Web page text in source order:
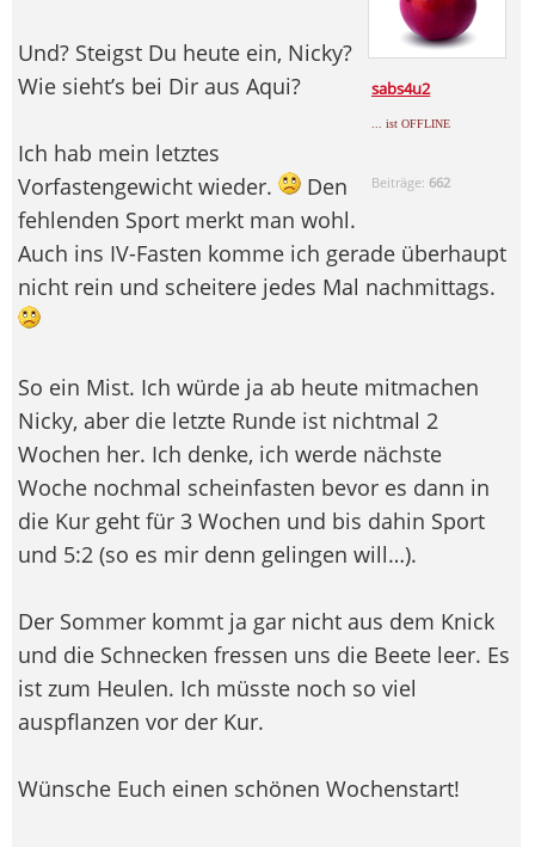
sabs4u2
... ist OFFLINE
Beiträge: 662
Und? Steigst Du heute ein, Nicky?
Wie sieht’s bei Dir aus Aqui?
Ich hab mein letztes
Vorfastengewicht wieder.
Den
fehlenden Sport merkt man wohl.
Auch ins IV-Fasten komme ich gerade überhaupt
nicht rein und scheitere jedes Mal nachmittags.
So ein Mist. Ich würde ja ab heute mitmachen
Nicky, aber die letzte Runde ist nichtmal 2
Wochen her. Ich denke, ich werde nächste
Woche nochmal scheinfasten bevor es dann in
die Kur geht für 3 Wochen und bis dahin Sport
und 5:2 (so es mir denn gelingen will…).
Der Sommer kommt ja gar nicht aus dem Knick
und die Schnecken fressen uns die Beete leer. Es
ist zum Heulen. Ich müsste noch so viel
auspflanzen vor der Kur.
Wünsche Euch einen schönen Wochenstart!